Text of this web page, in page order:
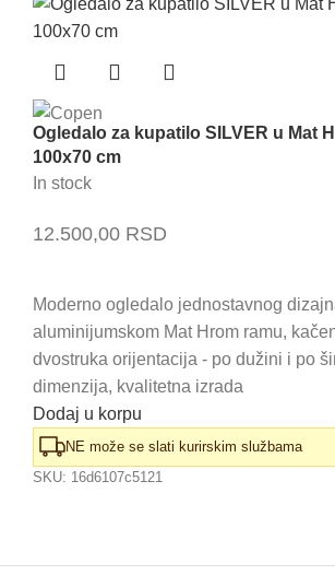
Ogledalo za kupatilo SILVER u Mat
100x70 cm
In stock
12.500,00 RSD
Moderno ogledalo jednostavnog
aluminijumskom Mat Hrom ramu,
dvostruka orijentacija - po dužini i po
dimenzija, kvalitetna izrada
Dodaj u korpu
NE može se slati kurirskim službama
SKU: 16d6107c5121